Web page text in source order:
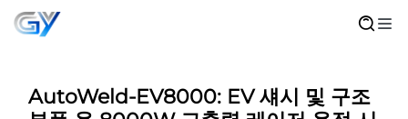
AutoWeld-EV8000: EV 섀시 및 구조